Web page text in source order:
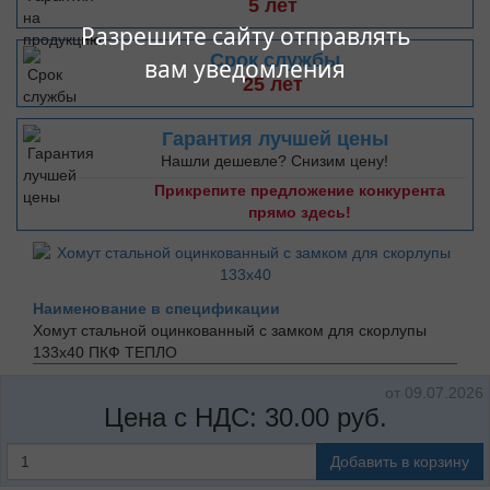
Разрешите сайту отправлять
вам уведомления
5 лет
Срок службы
25 лет
Гарантия лучшей цены
Нашли дешевле? Снизим цену!
Прикрепите предложение конкурента
прямо здесь!
Наименование в спецификации
Хомут стальной оцинкованный с замком для скорлупы
133х40 ПКФ ТЕПЛО
от 09.07.2026
Цена с НДС: 30.00руб.
Добавить в корзину